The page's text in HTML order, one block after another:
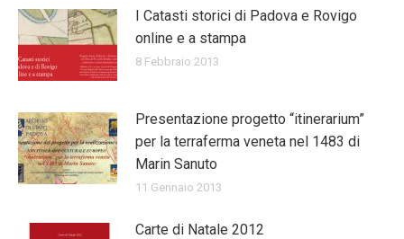
I Catasti storici di Padova e Rovigo
online e a stampa
8 Febbraio 2013
Presentazione progetto “itinerarium”
per la terraferma veneta nel 1483 di
Marin Sanuto
11 Gennaio 2013
Carte di Natale 2012